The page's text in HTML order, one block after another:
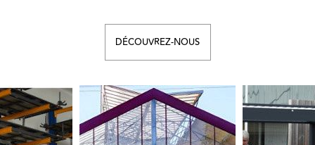
DÉCOUVREZ-NOUS